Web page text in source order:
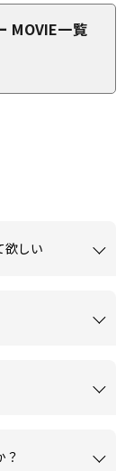
MOVIE一覧
欲しい
？